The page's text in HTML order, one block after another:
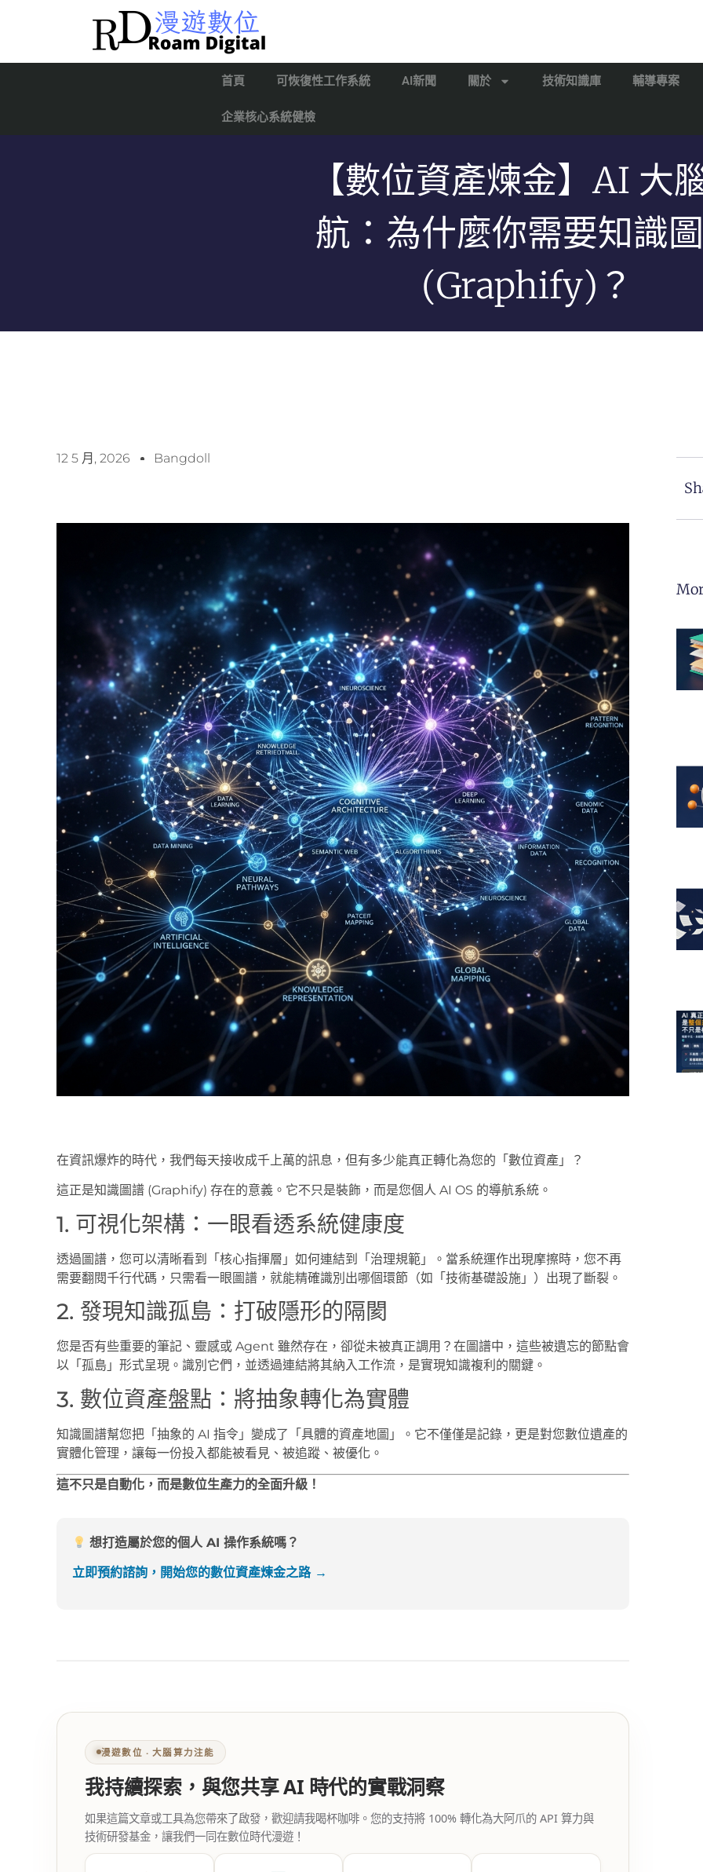
首頁 可恢復性工作系統 AI新聞 關於 技術知識庫 輔導專案
企業核心系統健檢
【數位資產煉金】AI 大
航：為什麼你需要知識
(Graphify)？
12 5 月, 2026 Bangdoll
在資訊爆炸的時代，我們每天接收成千上萬的訊息，但有多少能真正轉化為您的「數位資產」？
這正是知識圖譜 (Graphify) 存在的意義。它不只是裝飾，而是您個人 AI OS 的導航系統。
1. 可視化架構：一眼看透系統健康度
透過圖譜，您可以清晰看到「核心指揮層」如何連結到「治理規範」。當系統運作出現摩擦時，您不再
需要翻閱千行代碼，只需看一眼圖譜，就能精確識別出哪個環節（如「技術基礎設施」）出現了斷裂。
2. 發現知識孤島：打破隱形的隔閡
您是否有些重要的筆記、靈感或 Agent 雖然存在，卻從未被真正調用？在圖譜中，這些被遺忘的節點會
以「孤島」形式呈現。識別它們，並透過連結將其納入工作流，是實現知識複利的關鍵。
3. 數位資產盤點：將抽象轉化為實體
知識圖譜幫您把「抽象的 AI 指令」變成了「具體的資產地圖」。它不僅僅是記錄，更是對您數位遺產的
實體化管理，讓每一份投入都能被看見、被追蹤、被優化。
這不只是自動化，而是數位生產力的全面升級！
想打造屬於您的個人 AI 操作系統嗎？
立即預約諮詢，開始您的數位資產煉金之路 →
漫遊數位 ‧ 大腦算力注能
我持續探索，與您共享 AI 時代的實戰洞察
如果這篇文章或工具為您帶來了啟發，歡迎請我喝杯咖啡。您的支持將 100% 轉化為大阿爪的 API 算力與
技術研發基金，讓我們一同在數位時代漫遊！